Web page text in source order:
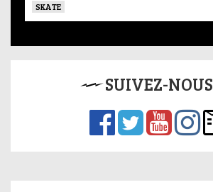
SKATE
SUIVEZ-NOUS